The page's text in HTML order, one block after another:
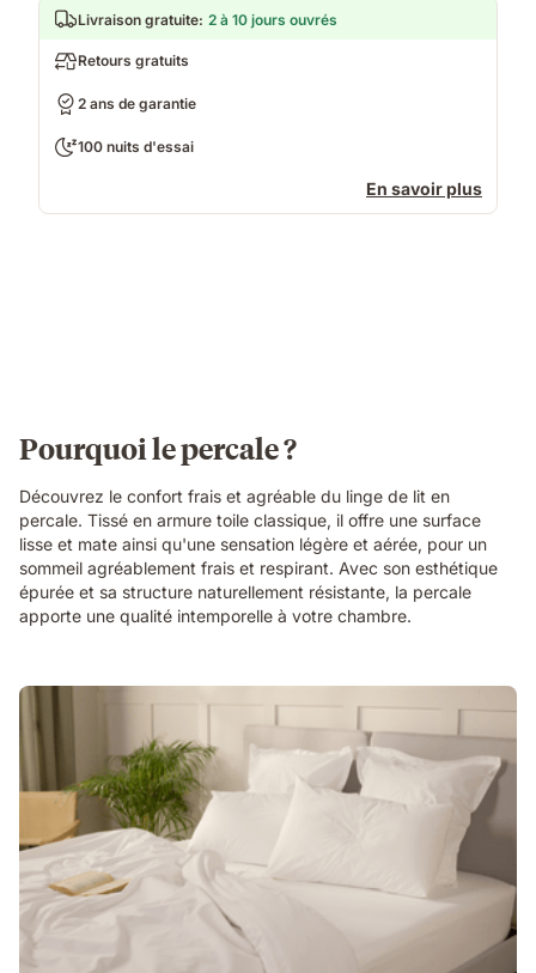
Livraison gratuite: 2 à 10 jours ouvrés
Retours gratuits
2 ans de garantie
100 nuits d'essai
En savoir plus
Pourquoi le percale ?
Découvrez le confort frais et agréable du linge de lit en
percale. Tissé en armure toile classique, il offre une surface
lisse et mate ainsi qu'une sensation légère et aérée, pour un
sommeil agréablement frais et respirant. Avec son esthétique
épurée et sa structure naturellement résistante, la percale
apporte une qualité intemporelle à votre chambre.